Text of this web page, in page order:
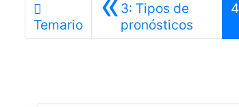
Temario
3: Tipos de
pronósticosAnterior
4